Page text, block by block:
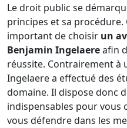
Le droit public se
principes et sa
important de choisir un
Benjamin Ingelaereafin
réussite. Contrairement à
Ingelaere a effectué des
domaine. Il dispose donc
indispensables pour vous
vous défendre dans les